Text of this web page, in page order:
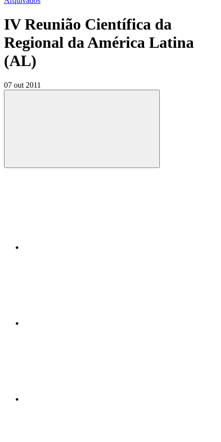
IV Reunião Científica da
Regional da América Latina
(AL)
07 out 2011
Compartilhar